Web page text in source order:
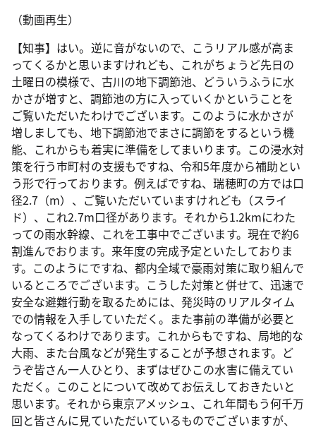
（動画再生）
【知事】はい。逆に音がないので、こうリアル感が高ま
ってくるかと思いますけれども、これがちょうど先日の
土曜日の模様で、古川の地下調節池、どういうふうに水
かさが増すと、調節池の方に入っていくかということを
ご覧いただいたわけでございます。このように水かさが
増しましても、地下調節池でまさに調節をするという機
能、これからも着実に準備をしてまいります。この浸水対
策を行う市町村の支援もですね、令和5年度から補助とい
う形で行っております。例えばですね、瑞穂町の方では口
径2.7（m）、ご覧いただいていますけれども（スライ
ド）、これ2.7m口径があります。それから1.2kmにわた
っての雨水幹線、これを工事中でございます。現在で約6
割進んでおります。来年度の完成予定といたしておりま
す。このようにですね、都内全域で豪雨対策に取り組んで
いるところでございます。こうした対策と併せて、迅速で
安全な避難行動を取るためには、発災時のリアルタイム
での情報を入手していただく。また事前の準備が必要と
なってくるわけであります。これからもですね、局地的な
大雨、また台風などが発生することが予想されます。ど
うぞ皆さん一人ひとり、まずはぜひこの水害に備えてい
ただく。このことについて改めてお伝えしておきたいと
思います。それから東京アメッシュ、これ年間もう何千万
回と皆さんに見ていただいているものでございますが、